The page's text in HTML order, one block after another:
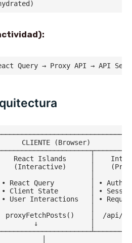
CLIENTE (Browser)
React Islands      │
(Interactive)      │    (
React Query         │ • Auth
• Client State        │ •
User Interactions   │ •
proxyFetchPosts()    │  /api/
↓             │